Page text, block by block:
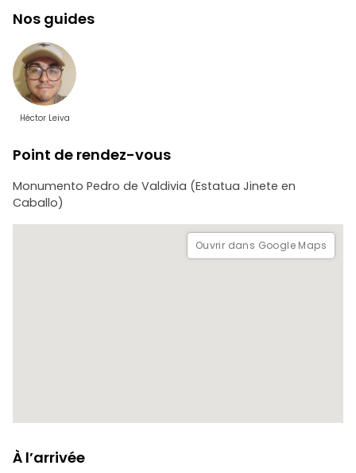
- Cathédrale métropolitaine
- Tribunaux de justice
- Ancien Congrès du Chili
- Palais de la Moneda
- Centre culturel Palacio de la Moneda
- Promenade de New York
- Musée des Beaux-Arts
- Parc forestier
Nos guides
Héctor Leiva
Point de rendez-vous
Monumento Pedro de Valdivia (Estatua Jinete en
Caballo)
Ouvrir dans Google Maps
À l’arrivée